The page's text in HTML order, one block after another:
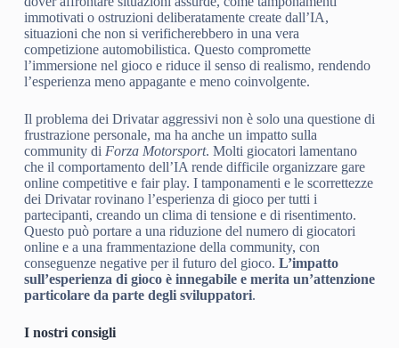
immotivati o ostruzioni deliberatamente create dall’IA,
situazioni che non si verificherebbero in una vera
competizione automobilistica. Questo compromette
l’immersione nel gioco e riduce il senso di realismo, rendendo
l’esperienza meno appagante e meno coinvolgente.
Il problema dei Drivatar aggressivi non è solo una questione di
frustrazione personale, ma ha anche un impatto sulla
community di Forza Motorsport. Molti giocatori lamentano
che il comportamento dell’IA rende difficile organizzare gare
online competitive e fair play. I tamponamenti e le scorrettezze
dei Drivatar rovinano l’esperienza di gioco per tutti i
partecipanti, creando un clima di tensione e di risentimento.
Questo può portare a una riduzione del numero di giocatori
online e a una frammentazione della community, con
conseguenze negative per il futuro del gioco. L’impatto
sull’esperienza di gioco è innegabile e merita un’attenzione
particolare da parte degli sviluppatori.
I nostri consigli